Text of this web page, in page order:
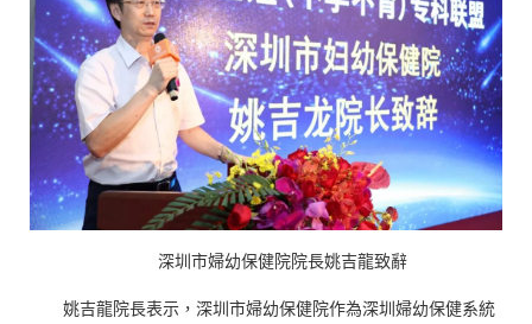
深圳市婦幼保健院院長姚吉龍致辭
姚吉龍院長表示，深圳市婦幼保健院作為深圳婦幼保健系統